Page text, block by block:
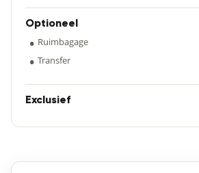
Optioneel
• Ruimbagage
• Transfer
Exclusief